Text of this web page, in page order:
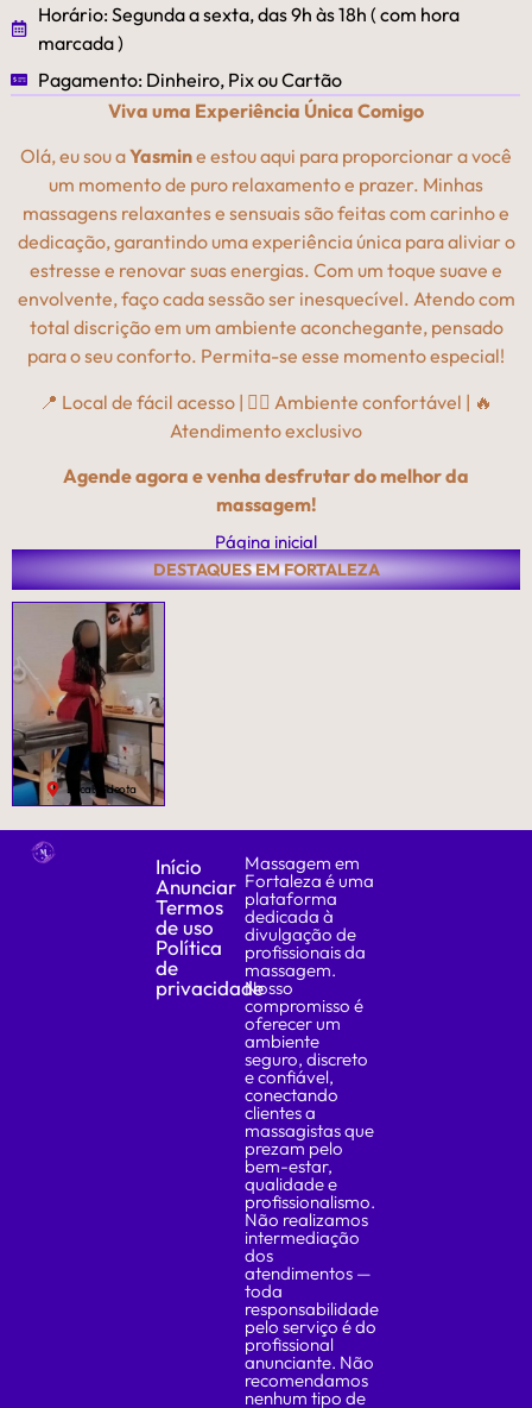
Horário: Segunda a sexta, das 9h às 18h ( com hora
marcada )
Pagamento: Dinheiro, Pix ou Cartão
Viva uma Experiência Única Comigo
Olá, eu sou aYasmine estou aqui para proporcionar a você
um momento de puro relaxamento e prazer. Minhas
massagens relaxantes e sensuais são feitas com carinho e
dedicação, garantindo uma experiência única para aliviar o
estresse e renovar suas energias. Com um toque suave e
envolvente, faço cada sessão ser inesquecível. Atendo com
total discrição em um ambiente aconchegante, pensado
para o seu conforto. Permita-se esse momento especial!
📍 Local de fácil acesso | 💆‍♀️ Ambiente confortável | 🔥
Atendimento exclusivo
Agende agora e venha desfrutar do melhor da
massagem!
Página inicial
DESTAQUES EM FORTALEZA
Local: Aldeota
Início
Anunciar
Termos
de uso
Política
de
privacidade
Massagem em
Fortaleza é uma
plataforma
dedicada à
divulgação de
profissionais da
massagem.
Nosso
compromisso é
oferecer um
ambiente
seguro, discreto
e confiável,
conectando
clientes a
massagistas que
prezam pelo
bem-estar,
qualidade e
profissionalismo.
Não realizamos
intermediação
dos
atendimentos —
toda
responsabilidade
pelo serviço é do
profissional
anunciante. Não
recomendamos
nenhum tipo de